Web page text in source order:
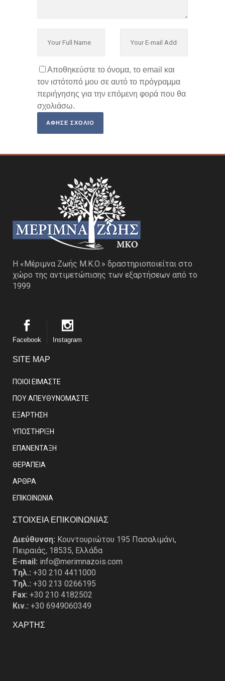
Αποθηκεύστε το όνομα, το email και
τον ιστότοπό μου σε αυτό το πρόγραμμα
περιήγησης για την επόμενη φορά που θα
σχολιάσω.
Η «Μέριμνα Ζωής Μ.Κ.Ο.» δραστηριοποιείται στο
χώρο της αντιμετώπισης των εξαρτήσεων από το
1999
Facebook Instagram
SITE MAP
ΠΟΙΟΙ ΕΙΜΑΣΤE
ΠΟΥ ΑΠΕΥΘΥΝΟΜΑΣΤΕ
ΕΞΑΡΤΗΣΗ
ΥΠΟΣΤΗΡΙΞΗ
ΕΠΑΝΕΝΤΑΞΗ
ΘΕΡΑΠΕΙΑ
ΑΡΘΡΑ
EΠΙΚΟΙΝΩΝΙΑ
ΣΤΟΙΧΕΙΑ ΕΠΙΚΟΙΝΩΝΙΑΣ
Διεύθυνση: Κουντουριώτου 195 Πασαλιμάνι,
Πειραιάς, 18535, Ελλάδα
E-mail: info@merimnazois.com
Tηλ.: +30 210 4411000
Tηλ.: +30 213 0266195
Fax: +30 210 4182502
Κιν.: +30 6949060349
ΧΑΡΤΗΣ